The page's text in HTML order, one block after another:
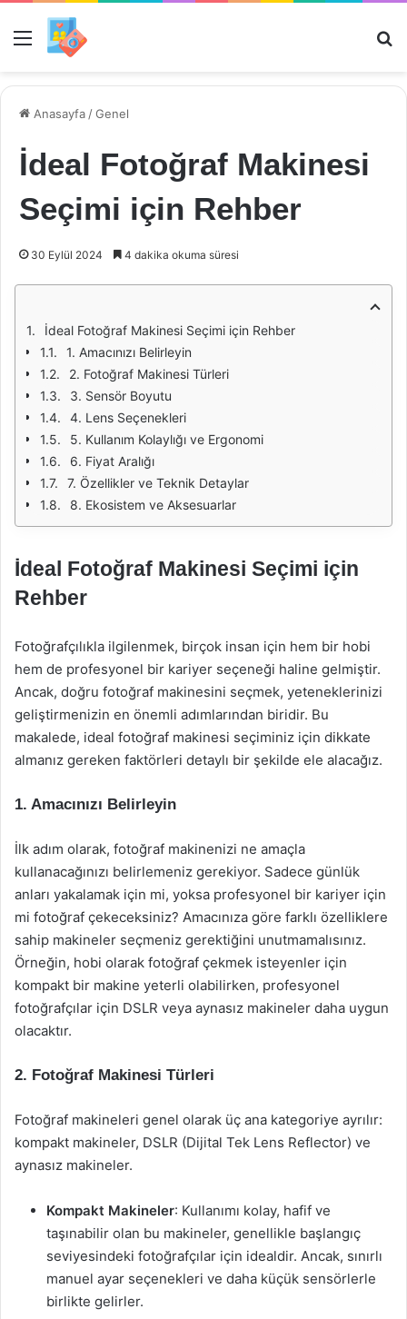
Menü
Anasayfa /Genel
İdeal Fotoğraf Makinesi
Seçimi için Rehber
30 Eylül 2024 4 dakika okuma süresi
İdeal Fotoğraf Makinesi Seçimi için Rehber
1. Amacınızı Belirleyin
2. Fotoğraf Makinesi Türleri
3. Sensör Boyutu
4. Lens Seçenekleri
5. Kullanım Kolaylığı ve Ergonomi
6. Fiyat Aralığı
7. Özellikler ve Teknik Detaylar
8. Ekosistem ve Aksesuarlar
İdeal Fotoğraf Makinesi Seçimi için
Rehber
Fotoğrafçılıkla ilgilenmek, birçok insan için hem bir hobi
hem de profesyonel bir kariyer seçeneği haline gelmiştir.
Ancak, doğru fotoğraf makinesini seçmek, yeteneklerinizi
geliştirmenizin en önemli adımlarından biridir. Bu
makalede, ideal fotoğraf makinesi seçiminiz için dikkate
almanız gereken faktörleri detaylı bir şekilde ele alacağız.
1. Amacınızı Belirleyin
İlk adım olarak, fotoğraf makinenizi ne amaçla
kullanacağınızı belirlemeniz gerekiyor. Sadece günlük
anları yakalamak için mi, yoksa profesyonel bir kariyer için
mi fotoğraf çekeceksiniz? Amacınıza göre farklı özelliklere
sahip makineler seçmeniz gerektiğini unutmamalısınız.
Örneğin, hobi olarak fotoğraf çekmek isteyenler için
kompakt bir makine yeterli olabilirken, profesyonel
fotoğrafçılar için DSLR veya aynasız makineler daha uygun
olacaktır.
2. Fotoğraf Makinesi Türleri
Fotoğraf makineleri genel olarak üç ana kategoriye ayrılır:
kompakt makineler, DSLR (Dijital Tek Lens Reflector) ve
aynasız makineler.
Kompakt Makineler: Kullanımı kolay, hafif ve
taşınabilir olan bu makineler, genellikle başlangıç
seviyesindeki fotoğrafçılar için idealdir. Ancak, sınırlı
manuel ayar seçenekleri ve daha küçük sensörlerle
birlikte gelirler.